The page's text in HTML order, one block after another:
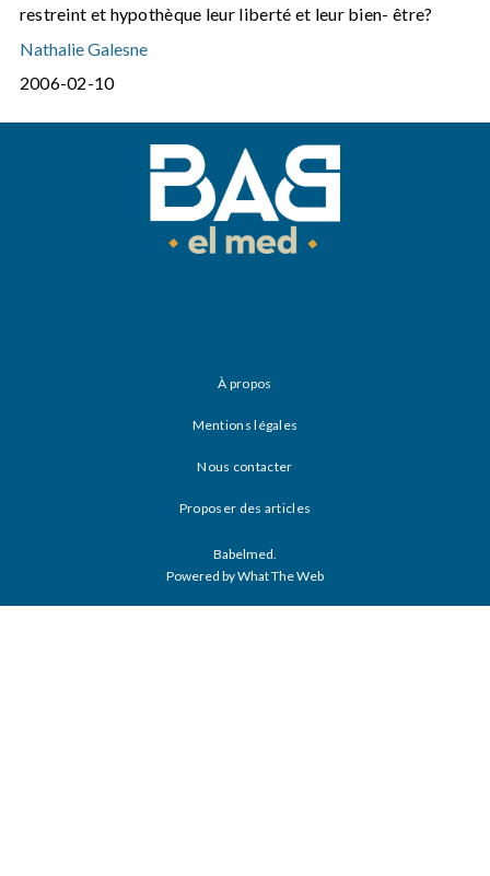
restreint et hypothèque leur liberté et leur bien- être?
Nathalie Galesne
2006-02-10
À propos
Mentions légales
Nous contacter
Proposer des articles
Babelmed.
Powered by What The Web